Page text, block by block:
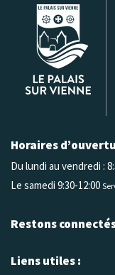
Horaires
Du lundi au vendredi :
Le samedi 9:30-12:00
Restons
Liens utiles :